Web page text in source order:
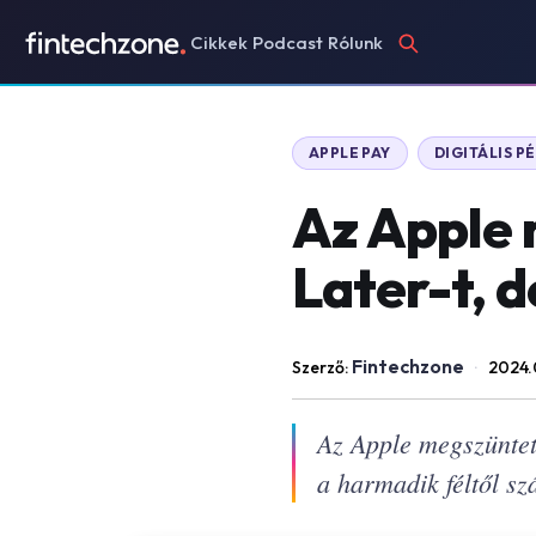
Cikkek Podcast Rólunk
APPLE PAY DIGITÁLIS
Az Apple
Later-t,
Szerző: Fintechzone ·
Az Apple
a harmadik féltől